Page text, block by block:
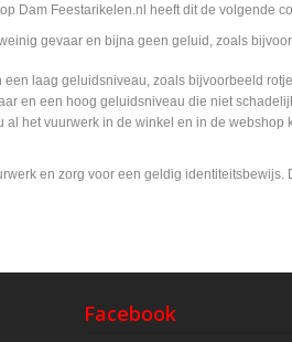
Dam Feestarikelen.nl heeft dit de volgende
gevaar en bijna geen geluid, zoals
een laag geluidsniveau, zoals bijvoorbeeld
en een hoog geluidsniveau die niet
het vuurwerk in de winkel en in de webshop
en zorg voor een geldig identiteitsbewijs.
Facebook